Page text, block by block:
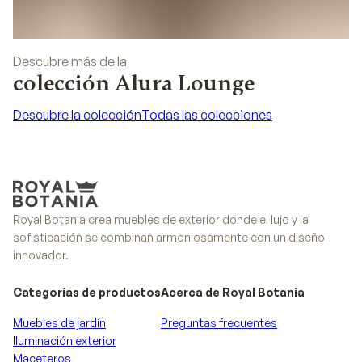
Descubre más de la
colección Alura Lounge
Descubre la colecciónTodas las colecciones
Royal Botania crea muebles de exterior donde el lujo y la
sofisticación se combinan armoniosamente con un diseño
innovador.
Categorías de productos
Muebles de jardín
Iluminación exterior
Maceteros
Acerca de Royal Botania
Preguntas frecuentes